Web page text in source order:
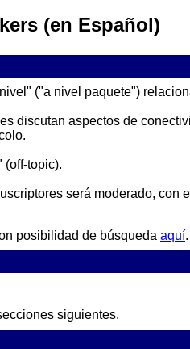
(en Español)
("a nivel paquete")
discutan aspectos de
(off-topic).
será moderado, con
posibilidad de búsqueda aquí.
siguientes.